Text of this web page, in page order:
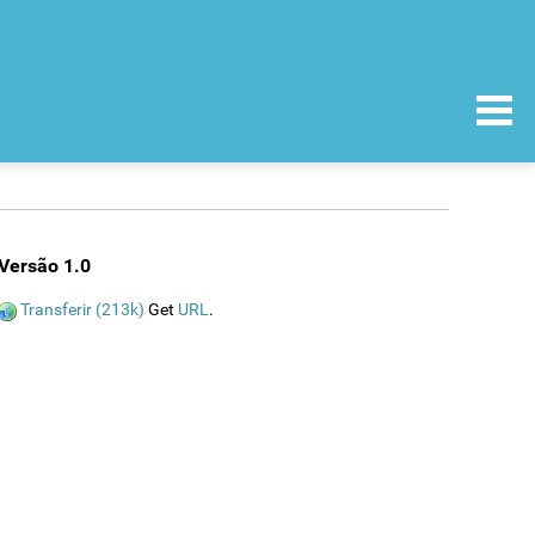
1.0
Transferir (213k) Get URL.